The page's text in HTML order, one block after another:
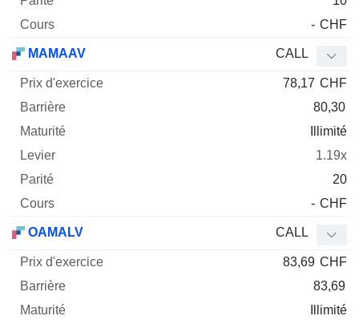
- CHF
MAMAAV CALL
78,17 CHF
80,30
Illimité
1.19x
20
- CHF
OAMALV CALL
83,69 CHF
83,69
Illimité